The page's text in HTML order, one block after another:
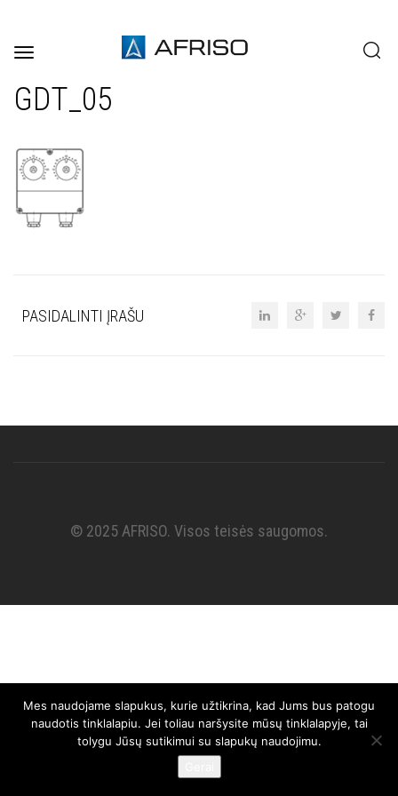
Toggle
GDT_05
PASIDALINTI ĮRAŠU
© 2025 AFRISO. Visos teisės saugomos.
Mes naudojame slapukus, kurie užtikrina, kad Jums bus patogu
naudotis tinklalapiu. Jei toliau naršysite mūsų tinklalapyje, tai
tolygu Jūsų sutikimui su slapukų naudojimu.